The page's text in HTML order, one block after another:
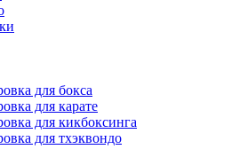
для бокса
для карате
для кикбоксинга
для тхэквондо